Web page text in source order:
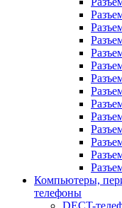
Компьютеры,
телефоны
DECT-